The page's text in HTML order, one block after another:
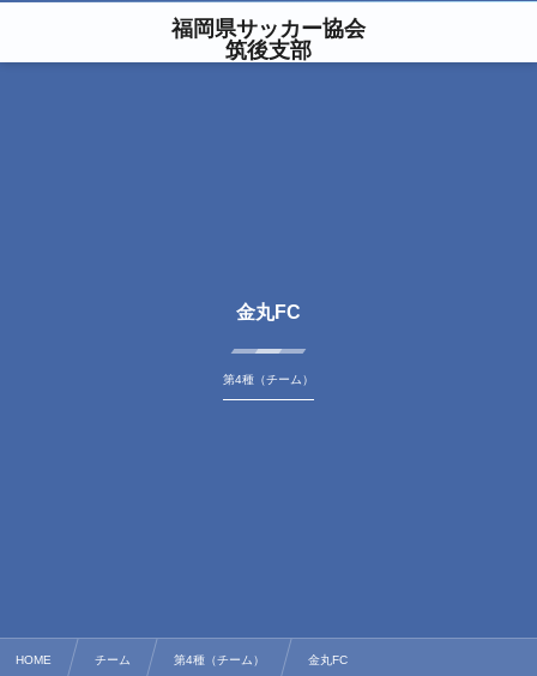
福岡県サッカー協会
筑後支部
金丸FC
第4種（チーム）
HOME チーム 第4種（チーム） 金丸FC